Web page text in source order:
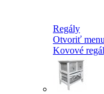
Regály
Otvoriť menu
Kovové